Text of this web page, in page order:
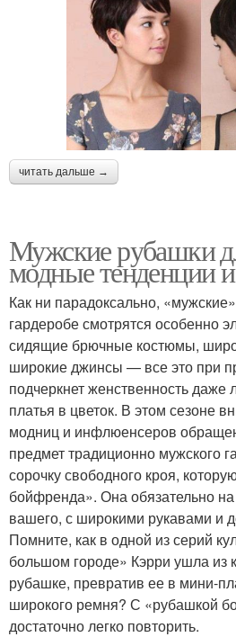
читать дальше →
Мужские рубашки
модные тенденции
Как ни парадоксально,
гардеробе смотрятся особенно
сидящие брючные костюмы,
широкие джинсы — все это при
подчеркнет женственность даже
платья в цветок. В этом сезоне
модниц и инфлюенсеров
предмет традиционно мужского
сорочку свободного кроя,
бойфренда». Она обязательно
вашего, с широкими рукавами и
Помните, как в одной из серий
большом городе» Кэрри ушла из
рубашке, превратив ее в мини-
широкого ремня? С «рубашкой
достаточно легко повторить.